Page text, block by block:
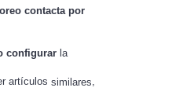
contacta por
configurar la
artículos similares,